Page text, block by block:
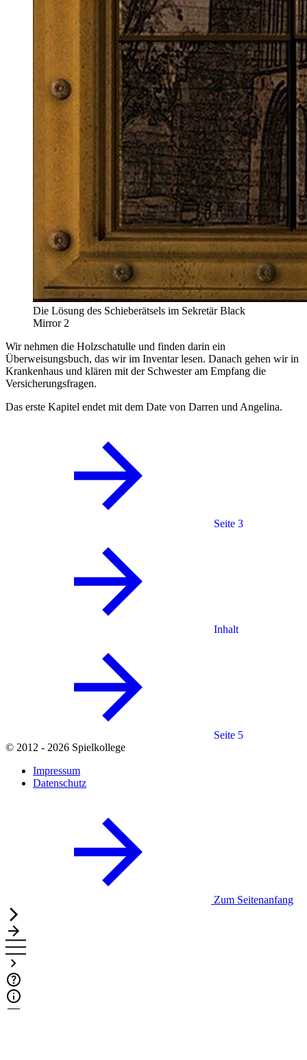
Die Lösung des Schieberätsels im Sekretär Black
Mirror 2
Wir nehmen die Holzschatulle und finden darin ein
Überweisungsbuch, das wir im Inventar lesen. Danach gehen wir in
Krankenhaus und klären mit der Schwester am Empfang die
Versicherungsfragen.
Das erste Kapitel endet mit dem Date von Darren und Angelina.
Seite 3
Inhalt
Seite 5
© 2012 - 2026 Spielkollege
Impressum
Datenschutz
Zum Seitenanfang